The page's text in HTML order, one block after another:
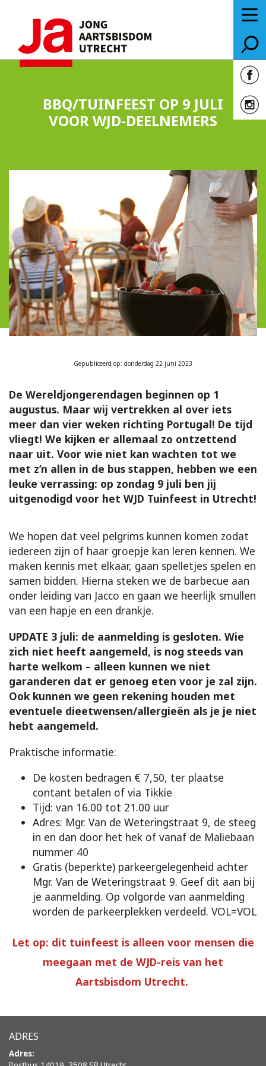
BBQ/TUINFEEST OP 9 JULI
VOOR WJD-DEELNEMERS
Gepubliceerd op: donderdag 22 juni 2023
De Wereldjongerendagen beginnen op 1
augustus. Maar wij vertrekken al over iets
meer dan vier weken richting Portugal! De tijd
vliegt! We kijken er allemaal zo ontzettend
naar uit. Voor wie niet kan wachten tot we
met z’n allen in de bus stappen, hebben we een
leuke verrassing: op zondag 9 juli ben jij
uitgenodigd voor het WJD Tuinfeest in Utrecht!
We hopen dat veel pelgrims kunnen komen zodat
iedereen zijn of haar groepje kan leren kennen. We
maken kennis met elkaar, gaan spelletjes spelen en
samen bidden. Hierna steken we de barbecue aan
onder leiding van Jacco en gaan we heerlijk smullen
van een hapje en een drankje.
UPDATE 3 juli: de aanmelding is gesloten. Wie
zich niet heeft aangemeld, is nog steeds van
harte welkom – alleen kunnen we niet
garanderen dat er genoeg eten voor je zal zijn.
Ook kunnen we geen rekening houden met
eventuele dieetwensen/allergieën als je je niet
hebt aangemeld.
Praktische informatie:
De kosten bedragen € 7,50, ter plaatse
contant betalen of via Tikkie
Tijd: van 16.00 tot 21.00 uur
Adres: Mgr. Van de Weteringstraat 9, de steeg
in en dan door het hek of vanaf de Maliebaan
nummer 40
Gratis (beperkte) parkeergelegenheid achter
Mgr. Van de Weteringstraat 9. Geef dit aan bij
je aanmelding. Op volgorde van aanmelding
worden de parkeerplekken verdeeld. VOL=VOL
Let op: dit tuinfeest is alleen voor mensen die
meegaan met de WJD-reis van het
Aartsbisdom Utrecht.
ADRES
Adres: